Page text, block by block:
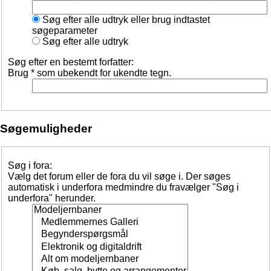
Søg efter alle udtryk eller brug indtastet
søgeparameter
Søg efter alle udtryk
Søg efter en bestemt forfatter:
Brug * som ubekendt for ukendte tegn.
Søgemuligheder
Søg i fora:
Vælg det forum eller de fora du vil søge i. Der søges
automatisk i underfora medmindre du fravælger "Søg i
underfora" herunder.